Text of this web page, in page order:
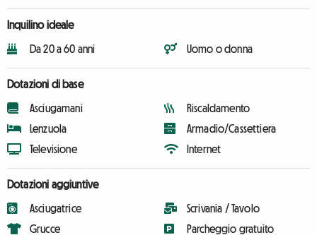
Inquilino ideale
Da 20 a 60 anni Uomo o donna
Dotazioni di base
Asciugamani
Lenzuola
Televisione
Riscaldamento
Armadio/Cassettiera
Internet
Dotazioni aggiuntive
Asciugatrice
Grucce
Scrivania / Tavolo
Parcheggio gratuito